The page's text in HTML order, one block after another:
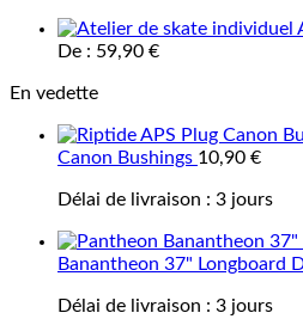
De : 59,90 €
En vedette
Canon Bushings 10,90 €
Délai de livraison : 3 jours
Banantheon 37" Longboard
Délai de livraison : 3 jours